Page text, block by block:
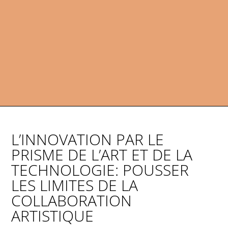
L’INNOVATION PAR LE
PRISME DE L’ART ET DE LA
TECHNOLOGIE: POUSSER
LES LIMITES DE LA
COLLABORATION
ARTISTIQUE